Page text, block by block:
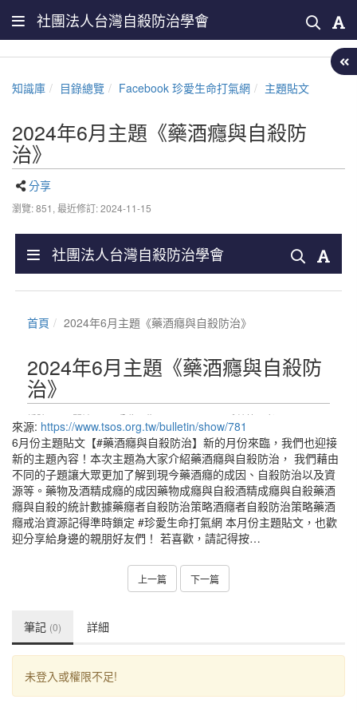
社團法人台灣自殺防治學會
知識庫 目錄總覽 Facebook 珍愛生命打氣網 主題貼文
2024年6月主題《藥酒癮與自殺防
治》
分享
瀏覽: 851, 最近修訂: 2024-11-15
來源: https://www.tsos.org.tw/bulletin/show/781
6月份主題貼文【#藥酒癮與自殺防治】新的月份來臨，我們也迎接
新的主題內容！本次主題為大家介紹藥酒癮與自殺防治， 我們藉由
不同的子題讓大眾更加了解到現今藥酒癮的成因、自殺防治以及資
源等。藥物及酒精成癮的成因藥物成癮與自殺酒精成癮與自殺藥酒
癮與自殺的統計數據藥癮者自殺防治策略酒癮者自殺防治策略藥酒
癮戒治資源記得準時鎖定 #珍愛生命打氣網 本月份主題貼文，也歡
迎分享給身邊的親朋好友們！ 若喜歡，請記得按…
上一篇 下一篇
筆記 (0) 詳細
未登入或權限不足!